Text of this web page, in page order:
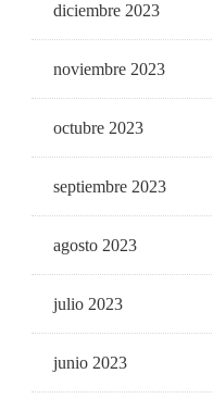
diciembre 2023
noviembre 2023
octubre 2023
septiembre 2023
agosto 2023
julio 2023
junio 2023